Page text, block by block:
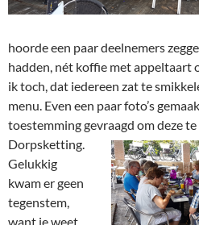
hoorde een paar deelnemers
hadden, nét koffie met appeltaart
ik toch, dat iedereen zat te
menu. Even een paar foto’s
toestemming gevraagd om deze te
Dorpsketting.
Gelukkig
kwam er geen
tegenstem,
want je weet